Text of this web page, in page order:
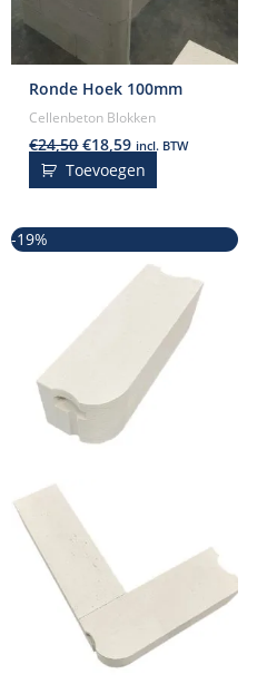
Ronde Hoek 100mm
Cellenbeton Blokken
€24,50 €18,59 incl. BTW
Toevoegen
-19%
€28,50.
prijs
is:
€23,15.